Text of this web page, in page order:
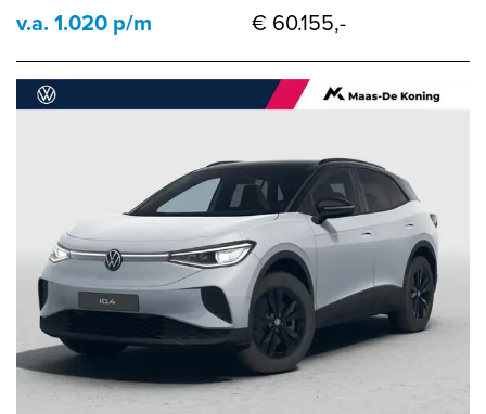
v.a. 1.020 p/m € 60.155,-